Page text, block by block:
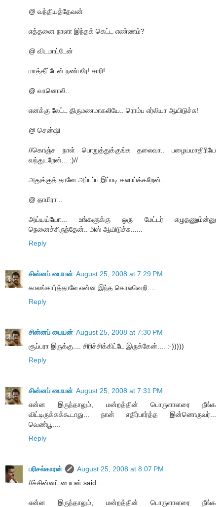
@ வந்தியத்தேவன்
எத்தனை நாளா இந்தக் கெட்ட எண்ணம்?
@ விடமாட்டேன்
மாத்தீட்டேன் நண்பரே! சாரி!
@ வானொலி..
எனக்கு லேட்ட திருமணமாகலியே.. ரொம்ப எர்லியா ஆயிடுச்சு!
@ சென்ஷி
//கொஞ்ச நாள் பொறுத்துக்குங்க தலைவா.. பழையமாதிரியே
வந்துடறேன்... :)//
அதுக்குத் தானே அப்பப்ப இப்படி கலாய்க்கறேன்..
@ தாமிரா ..
அய்யய்யோ... உங்களுக்கு ஒரு மேட்டர் எழுதணும்ன்னு
நெனைச்சிருந்தேன்.. மிஸ் ஆயிடுச்சு......
Reply
சின்னப் பையன் August 25, 2008 at 7:29 PM
காலங்கார்த்தாலே என்ன இந்த கொலவெறி....
Reply
சின்னப் பையன் August 25, 2008 at 7:30 PM
சூப்பரா இருக்கு.... சிரிச்சிக்கிட்டே இருக்கேன்.... :-)))))
Reply
சின்னப் பையன் August 25, 2008 at 7:31 PM
என்ன இருந்தாலும், மன்றத்தின் பொருளாளரை நீங்க
விட்டிருக்கக்கூடாது... நான் எதிர்பார்த்த இன்னொருவர்...
வெண்பூ....
Reply
பரிசல்காரன்
August 25, 2008 at 8:07 PM
//ச்சின்னப் பையன் said...
என்ன இருந்தாலும், மன்றத்தின் பொருளாளரை நீங்க